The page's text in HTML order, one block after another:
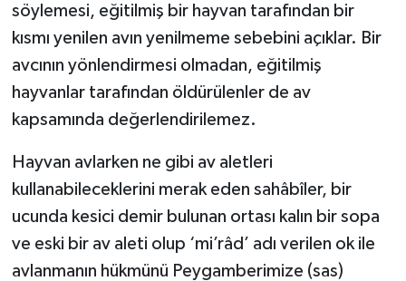
söylemesi, eğitilmiş bir hayvan tarafından bir
kısmı yenilen avın yenilmeme sebebini açıklar. Bir
avcının yönlendirmesi olmadan, eğitilmiş
hayvanlar tarafından öldürülenler de av
kapsamında değerlendirilemez.
Hayvan avlarken ne gibi av aletleri
kullanabileceklerini merak eden sahâbîler, bir
ucunda kesici demir bulunan ortası kalın bir sopa
ve eski bir av aleti olup ‘mi’râd’ adı verilen ok ile
avlanmanın hükmünü Peygamberimize (sas)